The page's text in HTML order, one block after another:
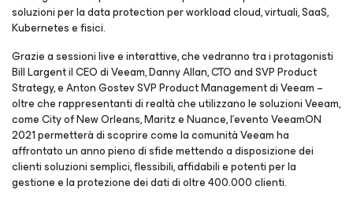
soluzioni per la data protection per workload cloud, virtuali, SaaS,
Kubernetes e fisici.
Grazie a sessioni live e interattive, che vedranno tra i protagonisti
Bill Largent il CEO di Veeam, Danny Allan, CTO and SVP Product
Strategy, e Anton Gostev SVP Product Management di Veeam –
oltre che rappresentanti di realtà che utilizzano le soluzioni Veeam,
come City of New Orleans, Maritz e Nuance, l’evento VeeamON
2021 permetterà di scoprire come la comunità Veeam ha
affrontato un anno pieno di sfide mettendo a disposizione dei
clienti soluzioni semplici, flessibili, affidabili e potenti per la
gestione e la protezione dei dati di oltre 400.000 clienti.